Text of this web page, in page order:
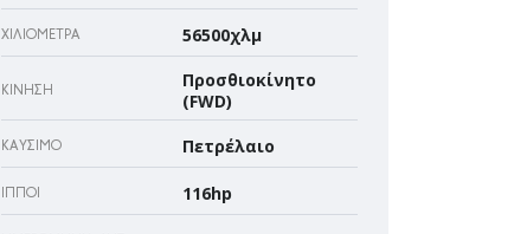
ΧΙΛΙΌΜΕΤΡΑ 56500χλμ
ΚΊΝΗΣΗ
Προσθιοκίνητο
(FWD)
ΚΑΎΣΙΜΟ Πετρέλαιο
ΊΠΠΟΙ 116hp